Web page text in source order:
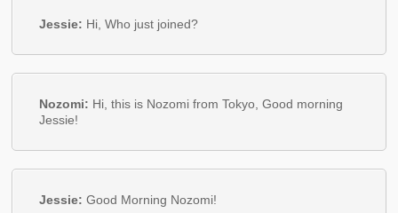
Jessie: Hi, Who just joined?
Nozomi: Hi, this is Nozomi from Tokyo, Good morning
Jessie!
Jessie: Good Morning Nozomi!